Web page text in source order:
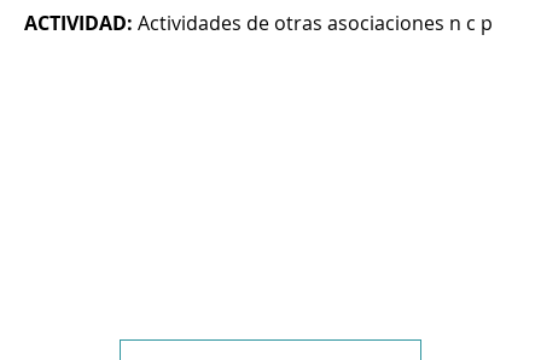
ACTIVIDAD: Actividades de otras asociaciones n c p